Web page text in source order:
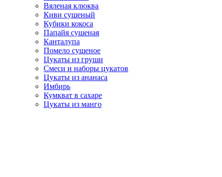
Вяленая клюква
Киви сушеный
Кубики кокоса
Папайя сушеная
Канталупа
Помело сушеное
Цукаты из груши
Смеси и наборы цукатов
Цукаты из ананаса
Имбирь
Кумкват в сахаре
Цукаты из манго